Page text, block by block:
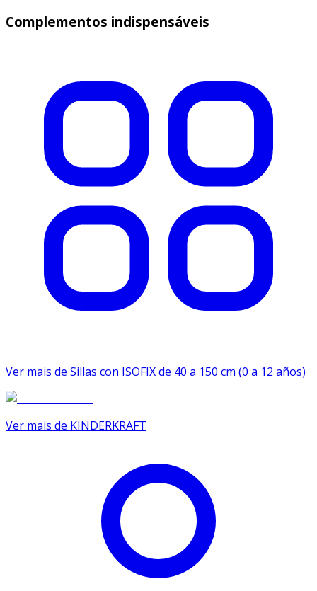
Complementos indispensáveis
Ver mais de Sillas con ISOFIX de 40 a 150 cm (0 a 12 años)
Ver mais de KINDERKRAFT